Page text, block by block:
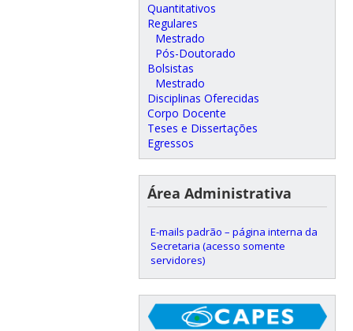
Quantitativos
Regulares
Mestrado
Pós-Doutorado
Bolsistas
Mestrado
Disciplinas Oferecidas
Corpo Docente
Teses e Dissertações
Egressos
Área Administrativa
E-mails padrão – página interna da
Secretaria (acesso somente
servidores)